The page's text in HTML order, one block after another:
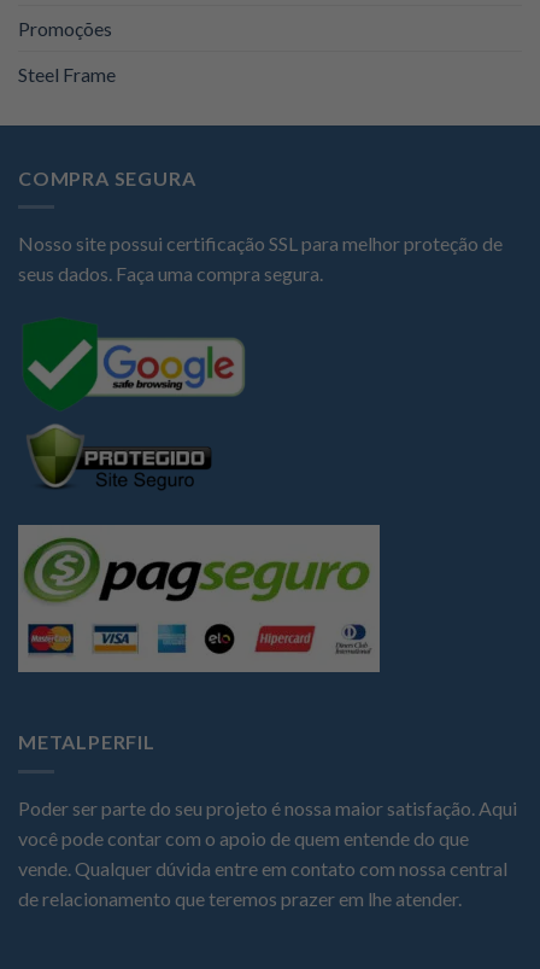
Promoções
Steel Frame
COMPRA SEGURA
Nosso site possui certificação SSL para melhor proteção de
seus dados. Faça uma compra segura.
METALPERFIL
Poder ser parte do seu projeto é nossa maior satisfação. Aqui
você pode contar com o apoio de quem entende do que
vende. Qualquer dúvida entre em contato com nossa central
de relacionamento que teremos prazer em lhe atender.